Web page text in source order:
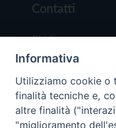
Contatti
Chi Siamo
Redazione
Scrivici
Informativa
Utilizziamo cookie o
finalità tecniche e,
altre finalità
"miglioramento